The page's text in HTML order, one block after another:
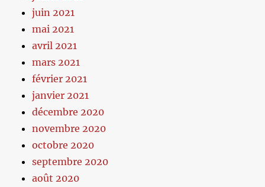
juin 2021
mai 2021
avril 2021
mars 2021
février 2021
janvier 2021
décembre 2020
novembre 2020
octobre 2020
septembre 2020
août 2020